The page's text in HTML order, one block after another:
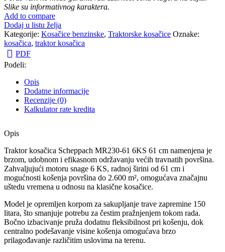
Slike su informativnog karaktera.
Add to compare
Dodaj u listu želja
Kategorije: Kosačice benzinske, Traktorske kosačice Oznake:
kosačica, traktor kosačica
PDF
Podeli:
Opis
Dodatne informacije
Recenzije (0)
Kalkulator rate kredita
Opis
Traktor kosačica Scheppach MR230-61 6KS 61 cm namenjena je
brzom, udobnom i efikasnom održavanju većih travnatih površina.
Zahvaljujući motoru snage 6 KS, radnoj širini od 61 cm i
mogućnosti košenja površina do 2.600 m², omogućava značajnu
uštedu vremena u odnosu na klasične kosačice.
Model je opremljen korpom za sakupljanje trave zapremine 150
litara, što smanjuje potrebu za čestim pražnjenjem tokom rada.
Bočno izbacivanje pruža dodatnu fleksibilnost pri košenju, dok
centralno podešavanje visine košenja omogućava brzo
prilagođavanje različitim uslovima na terenu.